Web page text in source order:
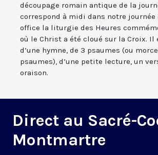
découpage romain antique de la
correspond à midi dans notre journée
office la liturgie des Heures
où le Christ a été cloué sur la Croix. Il
d’une hymne, de 3 psaumes (ou
psaumes), d’une petite lecture, un
oraison.
Direct au Sacré-
Montmartre